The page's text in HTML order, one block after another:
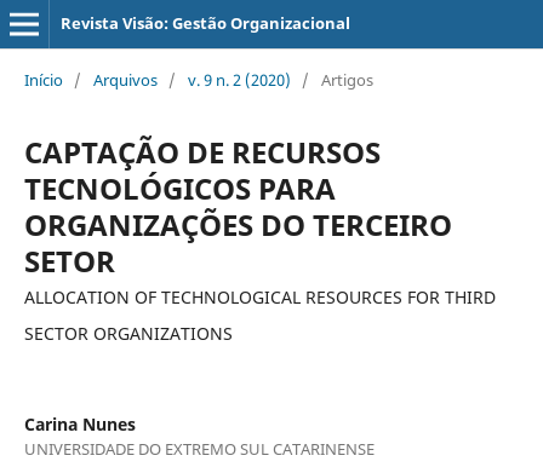
Revista Visão: Gestão Organizacional
Início / Arquivos / v. 9 n. 2 (2020) / Artigos
CAPTAÇÃO DE RECURSOS
TECNOLÓGICOS PARA
ORGANIZAÇÕES DO TERCEIRO
SETOR
ALLOCATION OF TECHNOLOGICAL RESOURCES FOR THIRD
SECTOR ORGANIZATIONS
Carina Nunes
UNIVERSIDADE DO EXTREMO SUL CATARINENSE